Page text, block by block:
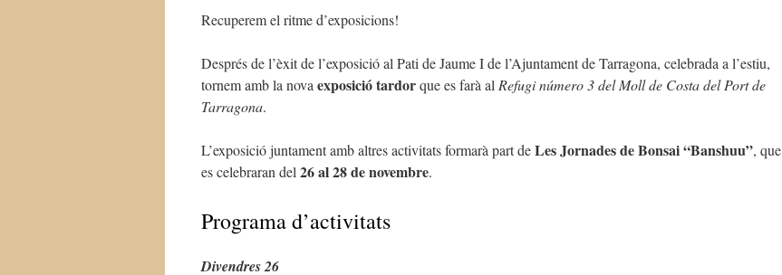
Recuperem el ritme d’exposicions!
Després de l’èxit de l’exposició al Pati de Jaume I de l’Ajuntament de Tarragona, celebrada a l’estiu,
tornem amb la nova exposició tardorque es farà al Refugi número 3 del Moll de Costa del Port de
Tarragona.
L’exposició juntament amb altres activitats formarà part deLes Jornades de Bonsai “Banshuu”, que
es celebraran del 26 al 28 de novembre.
Programa d’activitats
Divendres 26